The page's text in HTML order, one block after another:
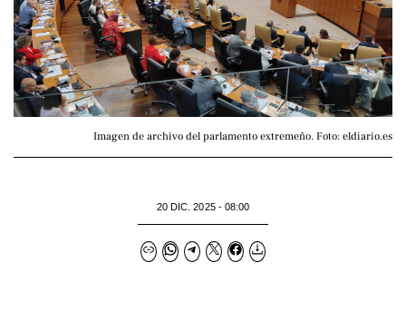
Imagen de archivo del parlamento extremeño. Foto: eldiario.es
20 DIC. 2025 - 08:00